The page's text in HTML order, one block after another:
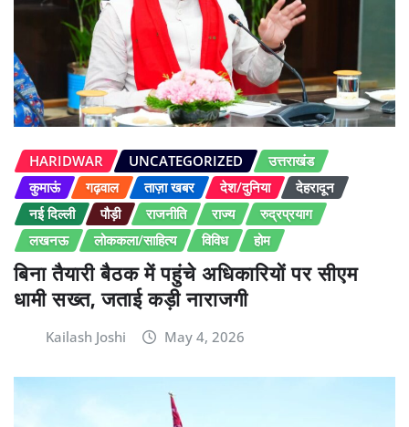
HARIDWAR UNCATEGORIZED
उत्तराखंड
कुमाऊं
गढ़वाल ताज़ा खबर देश/दुनिया
देहरादून
नई दिल्ली
पौड़ी राजनीति राज्य
रुद्रप्रयाग
लखनऊ
लोककला/साहित्य विविध होम
बिना तैयारी बैठक में पहुंचे अधिकारियों पर सीएम
धामी सख्त, जताई कड़ी नाराजगी
Kailash Joshi May 4, 2026